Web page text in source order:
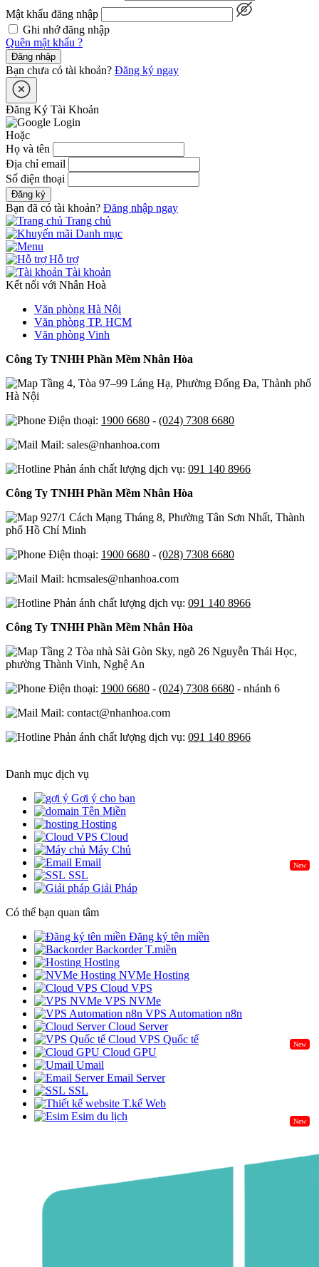
Mật khẩu đăng nhập
Ghi nhớ đăng nhập
Quên mật khẩu ?
Đăng nhập
Bạn chưa có tài khoản? Đăng ký ngay
Đăng Ký Tài Khoản
Hoặc
Họ và tên
Địa chỉ email
Số điện thoại
Đăng ký
Bạn đã có tài khoản? Đăng nhập ngay
Trang chủ
Danh mục
Hỗ trợ
Tài khoản
Kết nối với Nhân Hoà
Văn phòng Hà Nội
Văn phòng TP. HCM
Văn phòng Vinh
Công Ty TNHH Phần Mềm Nhân Hòa
Tầng 4, Tòa 97–99 Láng Hạ, Phường Đống Đa, Thành phố
Hà Nội
Điện thoại: 1900 6680 - (024) 7308 6680
Mail: sales@nhanhoa.com
Phản ánh chất lượng dịch vụ: 091 140 8966
Công Ty TNHH Phần Mềm Nhân Hòa
927/1 Cách Mạng Tháng 8, Phường Tân Sơn Nhất, Thành
phố Hồ Chí Minh
Điện thoại: 1900 6680 - (028) 7308 6680
Mail: hcmsales@nhanhoa.com
Phản ánh chất lượng dịch vụ: 091 140 8966
Công Ty TNHH Phần Mềm Nhân Hòa
Tầng 2 Tòa nhà Sài Gòn Sky, ngõ 26 Nguyễn Thái Học,
phường Thành Vinh, Nghệ An
Điện thoại: 1900 6680 - (024) 7308 6680 - nhánh 6
Mail: contact@nhanhoa.com
Phản ánh chất lượng dịch vụ: 091 140 8966
Danh mục dịch vụ
Gợi ý cho bạn
Tên Miền
Hosting
Cloud
Máy Chủ
New
Email
SSL
Giải Pháp
Có thể bạn quan tâm
Đăng ký tên miền
Backorder T.miền
Hosting
NVMe Hosting
Cloud VPS
VPS NVMe
VPS Automation n8n
Cloud Server
Cloud VPS Quốc tế
New
Cloud GPU
Umail
Email Server
SSL
T.kế Web
Esim du lịch
New